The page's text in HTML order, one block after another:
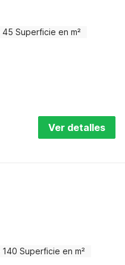
45 Superficie en m²
Ver detalles
140 Superficie en m²